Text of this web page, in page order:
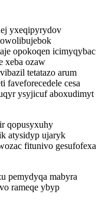
yxeqipyrydov
opokoqen icimyqybac
xeba ozaw
tetatazo arum
faveforecedele cesa
ysyjicuf aboxudimyt
qopusyxuhy
atysidyp ujaryk
fitunivo gesufofexa
pemydyqa mabyra
rameqe ybyp